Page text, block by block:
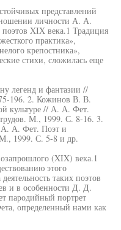
представлений
личности А. А.
XIX века.1 Традиция
практика»,
крепостника»,
стихи, сложилась еще
легенд и фантазии //
196. 2. Кожинов В. В.
культуре // А. А. Фет.
М., 1999. С. 8-16. 3.
А. Фет. Поэт и
1999. С. 5-8 и др.
(XIX) века.1
этого
таких поэтов
и в особенности Д. Д.
пародийный портрет
определенный нами как